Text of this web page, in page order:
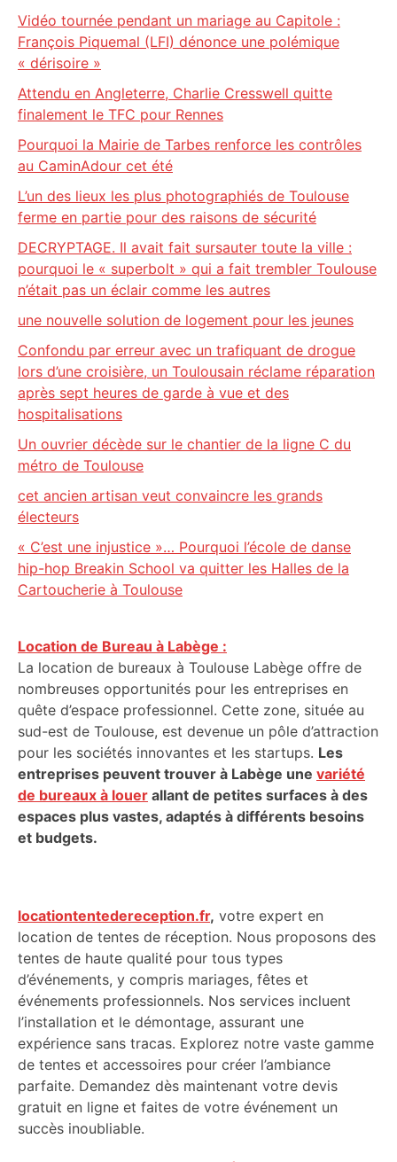
Vidéo tournée pendant un mariage au Capitole :
François Piquemal (LFI) dénonce une polémique
« dérisoire »
Attendu en Angleterre, Charlie Cresswell quitte
finalement le TFC pour Rennes
Pourquoi la Mairie de Tarbes renforce les contrôles
au CaminAdour cet été
L’un des lieux les plus photographiés de Toulouse
ferme en partie pour des raisons de sécurité
DECRYPTAGE. Il avait fait sursauter toute la ville :
pourquoi le « superbolt » qui a fait trembler Toulouse
n’était pas un éclair comme les autres
une nouvelle solution de logement pour les jeunes
Confondu par erreur avec un trafiquant de drogue
lors d’une croisière, un Toulousain réclame réparation
après sept heures de garde à vue et des
hospitalisations
Un ouvrier décède sur le chantier de la ligne C du
métro de Toulouse
cet ancien artisan veut convaincre les grands
électeurs
« C’est une injustice »… Pourquoi l’école de danse
hip-hop Breakin School va quitter les Halles de la
Cartoucherie à Toulouse
Location de Bureau à Labège :
La location de bureaux à Toulouse Labège offre de
nombreuses opportunités pour les entreprises en
quête d’espace professionnel. Cette zone, située au
sud-est de Toulouse, est devenue un pôle d’attraction
pour les sociétés innovantes et les startups. Les
entreprises peuvent trouver à Labège une variété
de bureaux à louer allant de petites surfaces à des
espaces plus vastes, adaptés à différents besoins
et budgets.
locationtentedereception.fr, votre expert en
location de tentes de réception. Nous proposons des
tentes de haute qualité pour tous types
d’événements, y compris mariages, fêtes et
événements professionnels. Nos services incluent
l’installation et le démontage, assurant une
expérience sans tracas. Explorez notre vaste gamme
de tentes et accessoires pour créer l’ambiance
parfaite. Demandez dès maintenant votre devis
gratuit en ligne et faites de votre événement un
succès inoubliable.